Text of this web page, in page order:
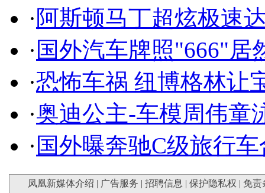
·阿斯顿马丁超炫极速
· 国外汽车牌照"666"居
·恐怖车祸 纽博格林让
·奥迪公主-车模周伟童
· 国外曝奔驰C级旅行
凤凰新媒体介绍 | 广告服务 | 招聘信息 | 保护隐私权 | 免责